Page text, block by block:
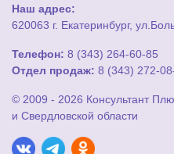
Наш адрес:
620063 г. Екатеринбург,
Телефон: 8 (343) 264-60-85
Отдел продаж: 8 (343) 272-
© 2009 - 2026 Консультант
и Свердловской области